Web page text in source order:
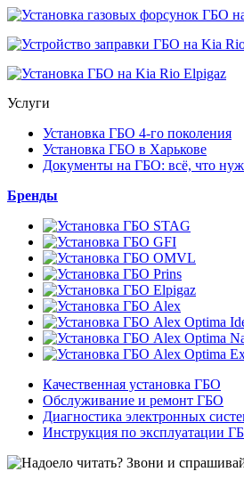
Услуги
Установка ГБО 4-го поколения
Установка ГБО в Харькове
Документы на ГБО: всё, что
Бренды
Качественная установка ГБО
Обслуживание и ремонт ГБО
Диагностика электронных
Инструкция по эксплуатации